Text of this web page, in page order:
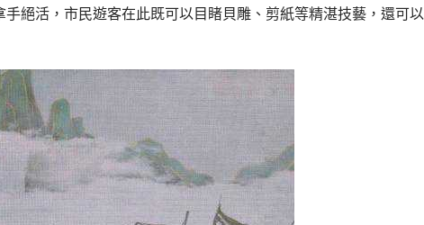
絕活，市民遊客在此既可以目睹貝雕 、剪紙等精湛技藝，還可